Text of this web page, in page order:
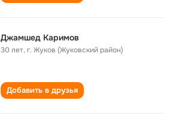
Джамшед Каримов
30 лет,г. Жуков (Жуковский район)
Добавить в друзья